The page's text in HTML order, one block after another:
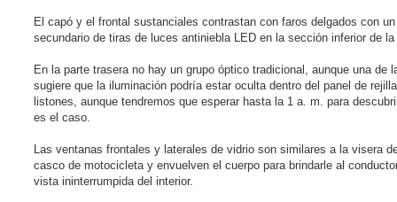
El capó y el frontal sustanciales contrastan con faros delgados con un
secundario de tiras de luces antiniebla LED en la sección inferior de la
En la parte trasera no hay un grupo óptico tradicional, aunque una de
sugiere que la iluminación podría estar oculta dentro del panel de
listones, aunque tendremos que esperar hasta la 1 a. m. para
es el caso.
Las ventanas frontales y laterales de vidrio son similares a la visera
casco de motocicleta y envuelven el cuerpo para brindarle al
vista ininterrumpida del interior.